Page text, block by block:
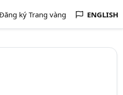
ký Trang vàng ENGLISH